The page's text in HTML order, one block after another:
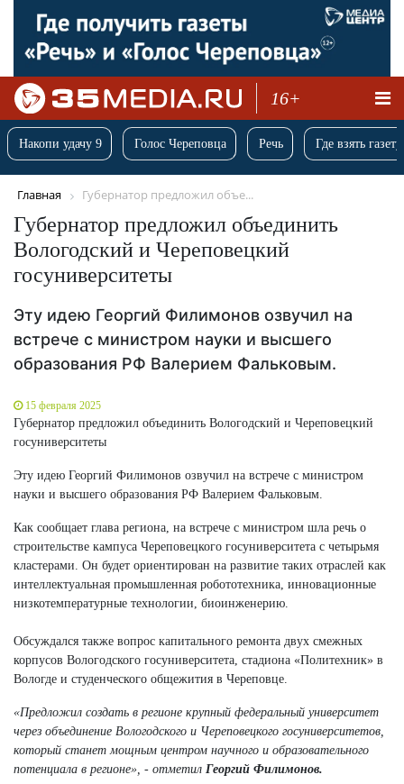
16+
Накопи удачу 9 Голос Череповца Речь Где взять
Главная Губернатор предложил объе...
Губернатор предложил объединить
Вологодский и Череповецкий
госуниверситеты
Эту идею Георгий Филимонов озвучил на
встрече с министром науки и высшего
образования РФ Валерием Фальковым.
15 февраля 2025
Губернатор предложил объединить Вологодский и Череповецкий
госуниверситеты
Эту идею Георгий Филимонов озвучил на встрече с министром
науки и высшего образования РФ Валерием Фальковым.
Как сообщает глава региона, на встрече с министром шла речь о
строительстве кампуса Череповецкого госуниверситета с четырьмя
кластерами. Он будет ориентирован на развитие таких отраслей как
интеллектуальная промышленная робототехника, инновационные
низкотемпературные технологии, биоинженерию.
Обсуждался также вопрос капитального ремонта двух смежных
корпусов Вологодского госуниверситета, стадиона «Политехник» в
Вологде и студенческого общежития в Череповце.
«Предложил создать в регионе крупный федеральный университет
через объединение Вологодского и Череповецкого госуниверситетов,
который станет мощным центром научного и образовательного
потенциала в регионе», - отметил Георгий Филимонов.